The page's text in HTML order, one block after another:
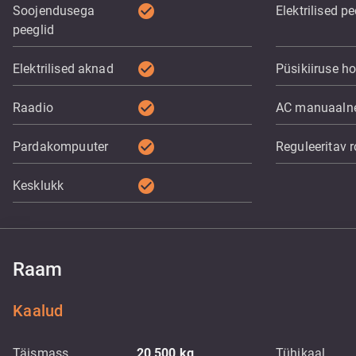
Soojendusega
peeglid
check_circle Elektrilised
Elektrilised aknad check_circle Püsikiiruse
Raadio check_circle AC
Pardakompuuter check_circle Reguleeritav
Kesklukk check_circle
Raam
Kaalud